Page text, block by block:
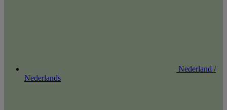
Nederland /
Nederlands